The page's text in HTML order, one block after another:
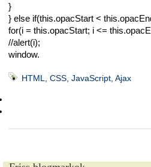
}
} else if(this.opacStart <
for(i = this.opacStart; i <=
//alert(i);
window.
HTML, CSS, JavaScript, Ajax